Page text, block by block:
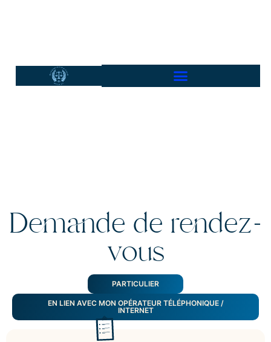
Demande de rendez-
vous
PARTICULIER
EN LIEN AVEC MON OPÉRATEUR TÉLÉPHONIQUE /
INTERNET